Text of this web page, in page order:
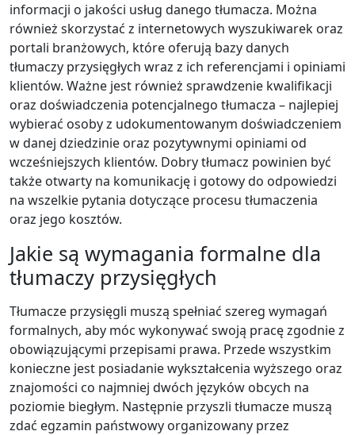
informacji o jakości usług danego tłumacza. Można
również skorzystać z internetowych wyszukiwarek oraz
portali branżowych, które oferują bazy danych
tłumaczy przysięgłych wraz z ich referencjami i opiniami
klientów. Ważne jest również sprawdzenie kwalifikacji
oraz doświadczenia potencjalnego tłumacza – najlepiej
wybierać osoby z udokumentowanym doświadczeniem
w danej dziedzinie oraz pozytywnymi opiniami od
wcześniejszych klientów. Dobry tłumacz powinien być
także otwarty na komunikację i gotowy do odpowiedzi
na wszelkie pytania dotyczące procesu tłumaczenia
oraz jego kosztów.
Jakie są wymagania formalne dla
tłumaczy przysięgłych
Tłumacze przysięgli muszą spełniać szereg wymagań
formalnych, aby móc wykonywać swoją pracę zgodnie z
obowiązującymi przepisami prawa. Przede wszystkim
konieczne jest posiadanie wykształcenia wyższego oraz
znajomości co najmniej dwóch języków obcych na
poziomie biegłym. Następnie przyszli tłumacze muszą
zdać egzamin państwowy organizowany przez